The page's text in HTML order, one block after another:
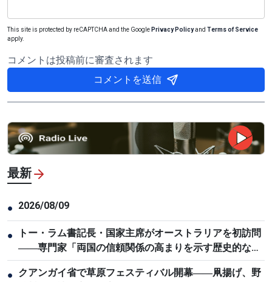
This site is protected by reCAPTCHA and the Google Privacy Policyand Terms of Service
apply.
コメントは投稿前に審査されます
コメントを送信
最新
● 2026/08/09
●
トー・ラム書記長・国家主席がオーストラリアを初訪問
――専門家「両国の信頼関係の高まりを示す歴史的な節
目」
● クアンガイ省で草原フェスティバル開幕――凧揚げ、野